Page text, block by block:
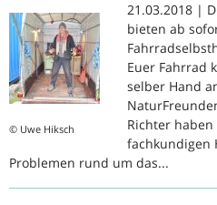
© Uwe Hiksch
21.03.2018 |
bieten ab
Euer Fahrrad
selber Hand
Richter
fachkundigen
Problemen rund um das...